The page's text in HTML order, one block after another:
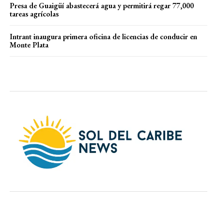
Presa de Guaigüí abastecerá agua y permitirá regar 77,000
tareas agrícolas
Intrant inaugura primera oficina de licencias de conducir en
Monte Plata